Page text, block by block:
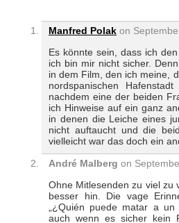
Manfred Polak on
Es könnte sein, dass ich
ich bin mir nicht sicher.
in dem Film, den ich meine,
nordspanischen
nachdem eine der beiden
ich Hinweise auf ein ganz
in denen die Leiche eines
nicht auftaucht und die
vielleicht war das doch ein
André Malberg on
Ohne Mitlesenden zu viel zu
besser hin. Die vage
„¿Quién puede matar a
auch wenn es sicher kein